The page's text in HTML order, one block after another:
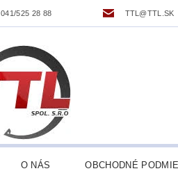
041/525 28 88 TTL@TTL.SK
O NÁS OBCHODNÉ